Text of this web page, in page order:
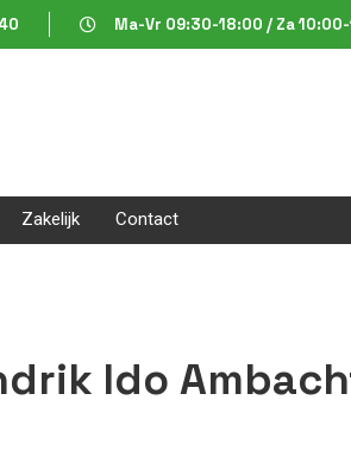
Ma-Vr 09:30-18:00 / Za
Zakelijk Contact
Ido